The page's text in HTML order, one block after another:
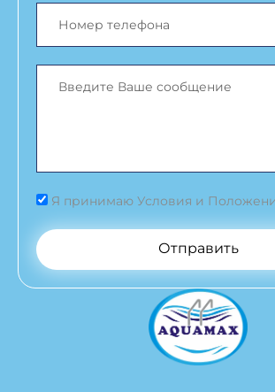
Я принимаю Условия и
Отправить